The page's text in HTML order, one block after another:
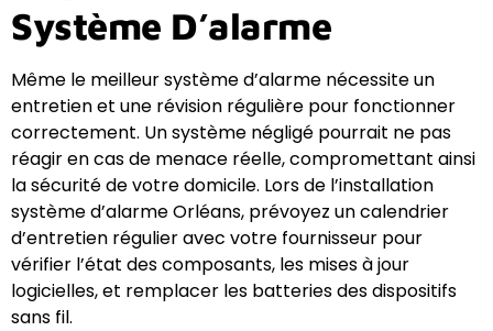
Système D’alarme
Même le meilleur système d’alarme nécessite un
entretien et une révision régulière pour fonctionner
correctement. Un système négligé pourrait ne pas
réagir en cas de menace réelle, compromettant ainsi
la sécurité de votre domicile. Lors de l’installation
système d’alarme Orléans, prévoyez un calendrier
d’entretien régulier avec votre fournisseur pour
vérifier l’état des composants, les mises à jour
logicielles, et remplacer les batteries des dispositifs
sans fil.